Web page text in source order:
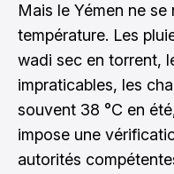
Mais le Yémen ne
température. Les
wadi sec en torrent,
impraticables, les
souvent 38 °C en
impose une
autorités